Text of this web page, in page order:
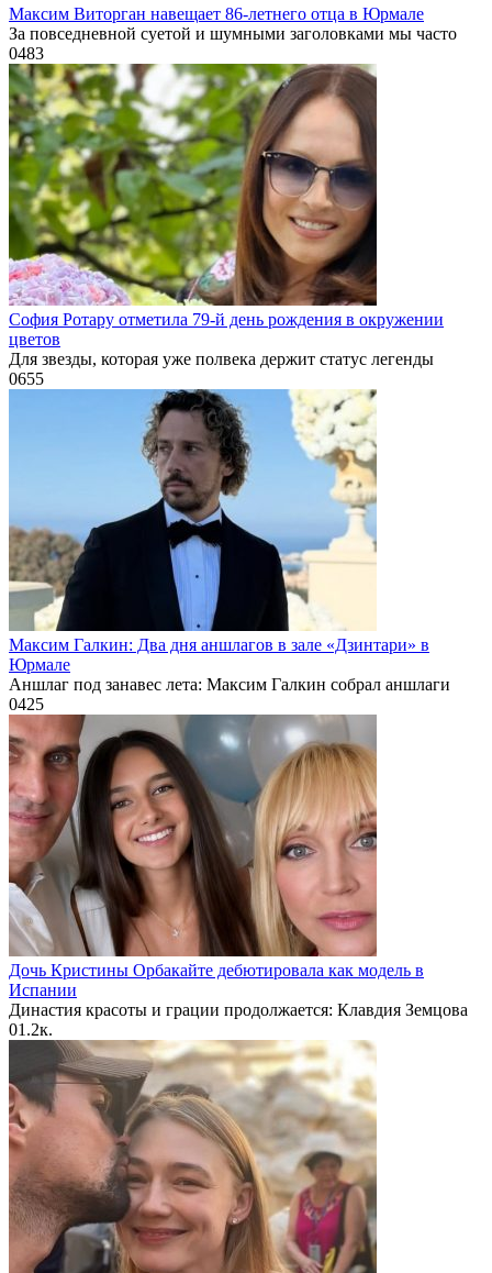
Максим Виторган навещает 86-летнего отца в Юрмале
За повседневной суетой и шумными заголовками мы часто
0483
София Ротару отметила 79-й день рождения в окружении
цветов
Для звезды, которая уже полвека держит статус легенды
0655
Максим Галкин: Два дня аншлагов в зале «Дзинтари» в
Юрмале
Аншлаг под занавес лета: Максим Галкин собрал аншлаги
0425
Дочь Кристины Орбакайте дебютировала как модель в
Испании
Династия красоты и грации продолжается: Клавдия Земцова
01.2к.